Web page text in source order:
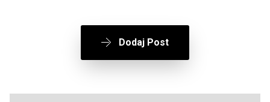
Dodaj Post